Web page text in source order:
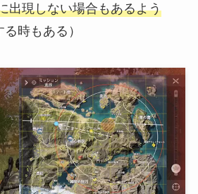
出現しない場合もあるよう
時もある）